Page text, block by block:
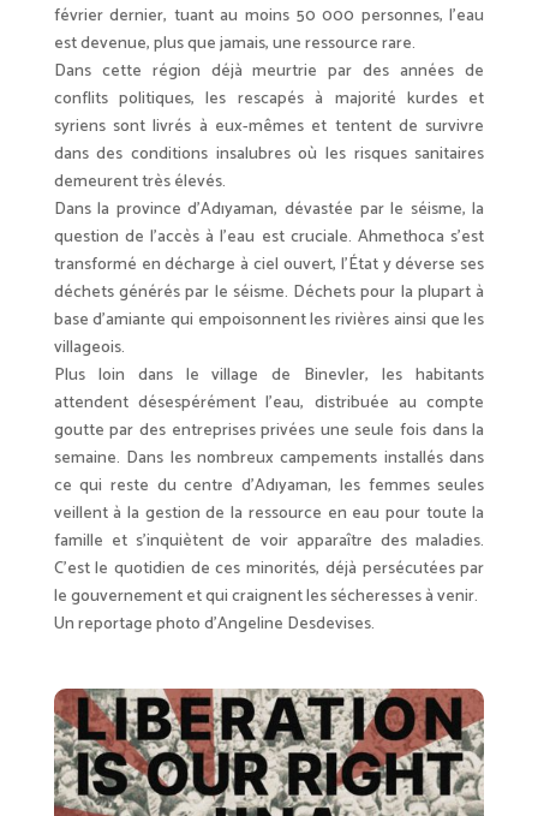
février dernier, tuant au moins 50 000 personnes, l’eau
est devenue, plus que jamais, une ressource rare.
Dans cette région déjà meurtrie par des années de
conflits politiques, les rescapés à majorité kurdes et
syriens sont livrés à eux-mêmes et tentent de survivre
dans des conditions insalubres où les risques sanitaires
demeurent très élevés.
Dans la province d’Adıyaman, dévastée par le séisme, la
question de l’accès à l’eau est cruciale. Ahmethoca s’est
transformé en décharge à ciel ouvert, l’État y déverse ses
déchets générés par le séisme. Déchets pour la plupart à
base d’amiante qui empoisonnent les rivières ainsi que les
villageois.
Plus loin dans le village de Binevler, les habitants
attendent désespérément l’eau, distribuée au compte
goutte par des entreprises privées une seule fois dans la
semaine. Dans les nombreux campements installés dans
ce qui reste du centre d’Adıyaman, les femmes seules
veillent à la gestion de la ressource en eau pour toute la
famille et s’inquiètent de voir apparaître des maladies.
C’est le quotidien de ces minorités, déjà persécutées par
le gouvernement et qui craignent les sécheresses à venir.
Un reportage photo d’Angeline Desdevises.